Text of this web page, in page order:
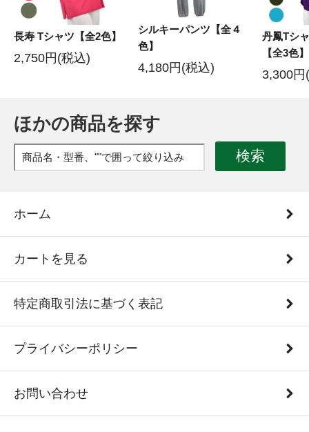
長寿 Tシャツ【全2色】
2,750円(税込)
シルキーパンツ【全４
色】
4,180円(税込)
丹鳳Tシ
【全3色】
3,300円
ほかの商品を探す
検索
ホーム
カートを見る
特定商取引法に基づく表記
プライバシーポリシー
お問い合わせ